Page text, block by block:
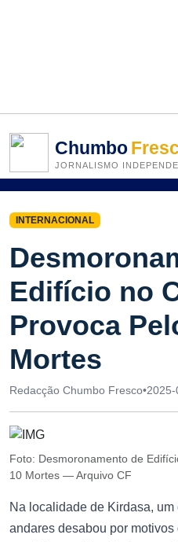
Chumbo
JORNALISMO
INTERNACIONAL
Edifício no
Provoca
Mortes
Redacção Chumbo Fresco•
Foto: Desmoronamento de
10 Mortes — Arquivo CF
Na localidade de Kirdasa,
andares desabou por